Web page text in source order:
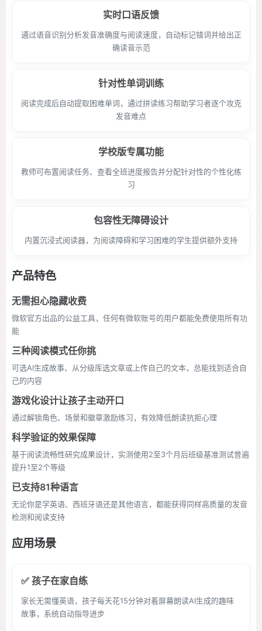
实时口语反馈
通过语音识别分析发音准确度与阅读速度，自动标记错词并给出正
确读音示范
针对性单词训练
阅读完成后自动提取困难单词，通过拼读练习帮助学习者逐个攻克
发音难点
学校版专属功能
教师可布置阅读任务、查看全班进度报告并分配针对性的个性化练
习
包容性无障碍设计
内置沉浸式阅读器，为阅读障碍和学习困难的学生提供额外支持
产品特色
无需担心隐藏收费
微软官方出品的公益工具，任何有微软账号的用户都能免费使用所有功
能
三种阅读模式任你挑
可选AI生成故事、从分级库选文章或上传自己的文本，总能找到适合自
己的内容
游戏化设计让孩子主动开口
通过解锁角色、场景和徽章激励练习，有效降低朗读抗拒心理
科学验证的效果保障
基于阅读流畅性研究成果设计，实测使用2至3个月后班级基准测试普遍
提升1至2个等级
已支持81种语言
无论你是学英语、西班牙语还是其他语言，都能获得同样高质量的发音
检测和阅读支持
应用场景
✅ 孩子在家自练
家长无需懂英语，孩子每天花15分钟对着屏幕朗读AI生成的趣味
故事，系统自动指导进步